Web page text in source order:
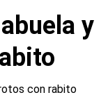
y